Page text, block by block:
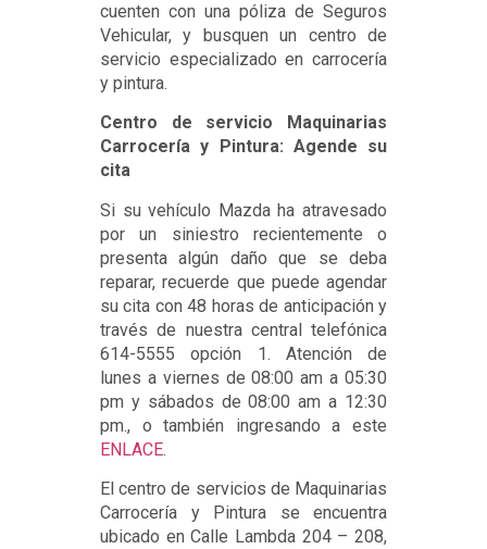
cuenten con una póliza de Seguros
Vehicular, y busquen un centro de
servicio especializado en carrocería
y pintura.
Centro de servicio Maquinarias
Carrocería y Pintura: Agende su
cita
Si su vehículo Mazda ha atravesado
por un siniestro recientemente o
presenta algún daño que se deba
reparar, recuerde que puede agendar
su cita con 48 horas de anticipación y
través de nuestra central telefónica
614-5555 opción 1. Atención de
lunes a viernes de 08:00 am a 05:30
pm y sábados de 08:00 am a 12:30
pm., o también ingresando a este
ENLACE.
El centro de servicios de Maquinarias
Carrocería y Pintura se encuentra
ubicado en Calle Lambda 204 – 208,